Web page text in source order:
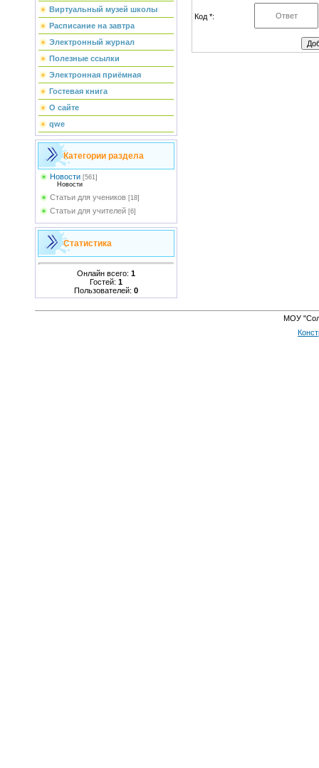
Виртуальный музей школы
Расписание на завтра
Электронный журнал
Полезные ссылки
Электронная приёмная
Гостевая книга
О сайте
qwe
Категории раздела
Новости [561]
Новости
Статьи для учеников [18]
Статьи для учителей [6]
Статистика
Онлайн всего: 1
Гостей: 1
Пользователей: 0
Код *:
МОУ